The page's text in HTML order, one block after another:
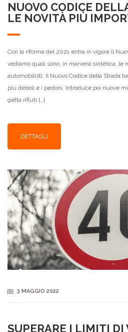
NUOVO CODICE
LE NOVITÀ PIÙ
Con la riforma del 2021 entra in vigore il
vediamo quali sono, in maniera sintetica, le
automobilisti. Il Nuovo Codice della Strada
più deboli e i pedoni. Introduce poi nuove
getta rifiuti […]
DETTAGLI
3 MAGGIO 2022
SUPERARE I LIMITI DI